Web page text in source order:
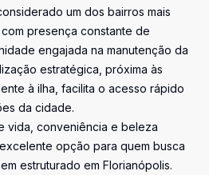
um dos bairros mais
presença constante de
engajada na manutenção da
estratégica, próxima às
à ilha, facilita o acesso rápido
da cidade.
vida, conveniência e beleza
opção para quem busca
estruturado em Florianópolis.